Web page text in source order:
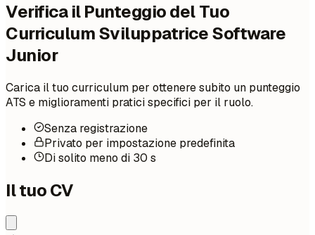
Verifica il Punteggio del Tuo
Curriculum Sviluppatrice Software
Junior
Carica il tuo curriculum per ottenere subito un punteggio
ATS e miglioramenti pratici specifici per il ruolo.
Senza registrazione
Privato per impostazione predefinita
Di solito meno di 30 s
Il tuo CV